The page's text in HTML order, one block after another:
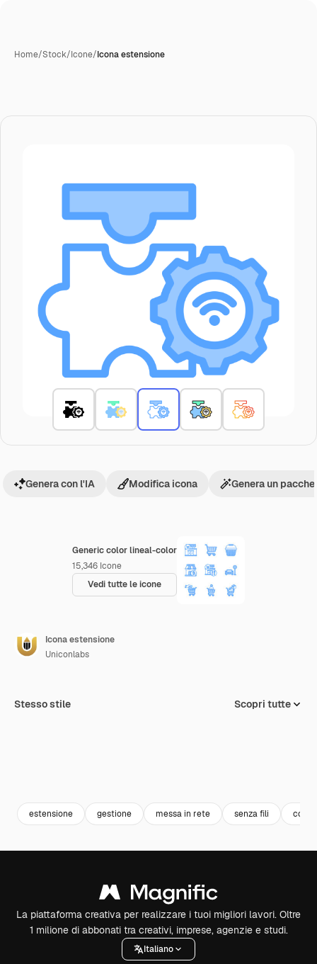
Home/Stock/Icone/Icona estensione
Generic color lineal-color
15,346 Icone
Vedi tutte le icone
Genera con l'IA Modifica icona Genera un
Icona estensione
Uniconlabs
Stesso stile Scopri tutte
estensione gestione messa in rete senza fili
La piattaforma creativa per realizzare i tuoi migliori lavori. Oltre
1 milione di abbonati tra creativi, imprese, agenzie e studi.
Italiano